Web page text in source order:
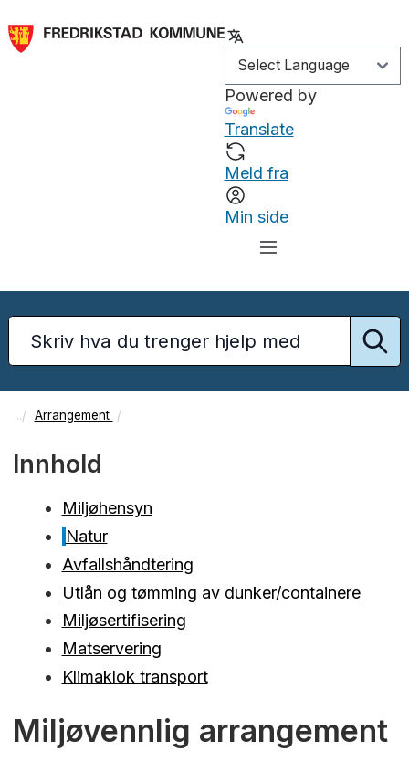
Powered by
Translate
Meld fra
Min side
Arrangement
Innhold
Miljøhensyn
Natur
Avfallshåndtering
Utlån og tømming av dunker/containere
Miljøsertifisering
Matservering
Klimaklok transport
Miljøvennlig arrangement